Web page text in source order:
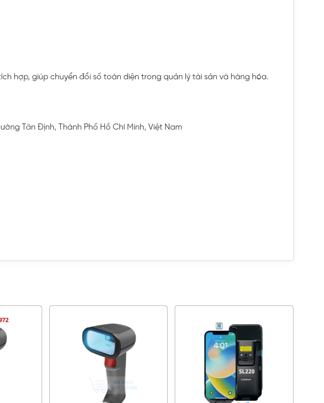
hợp, giúp chuyển đổi số toàn diện trong quản lý tài sản và hàng hóa.
Tân Định, Thành Phố Hồ Chí Minh, Việt Nam